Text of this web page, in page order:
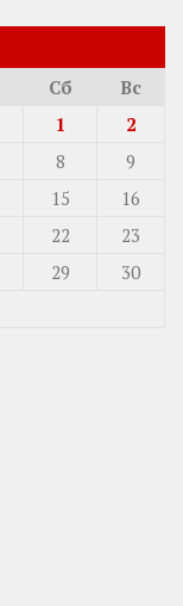
Сб
Вс
1
2
8
9
15
16
22
23
29
30